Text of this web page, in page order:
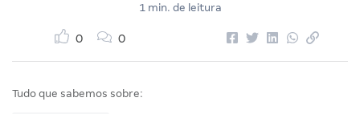
1 min. de leitura
0 0
Tudo que sabemos sobre: